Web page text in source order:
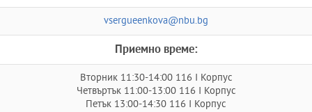
vsergueenkova@nbu.bg
Приемно време:
Вторник 11:30-14:00 116 I Корпус
Четвъртък 11:00-13:00 116 I Корпус
Петък 13:00-14:30 116 I Корпус